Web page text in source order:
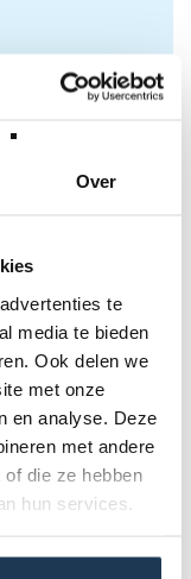
Over
te
media te bieden
Ook delen we
met onze
en analyse. Deze
met andere
die ze hebben
hun services.
€ 25,00 incl. BTW
15,00 incl. BTW